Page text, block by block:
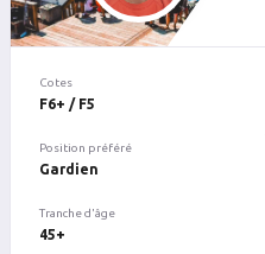
Cotes
F6+ / F5
Position préféré
Gardien
Tranche d'âge
45+